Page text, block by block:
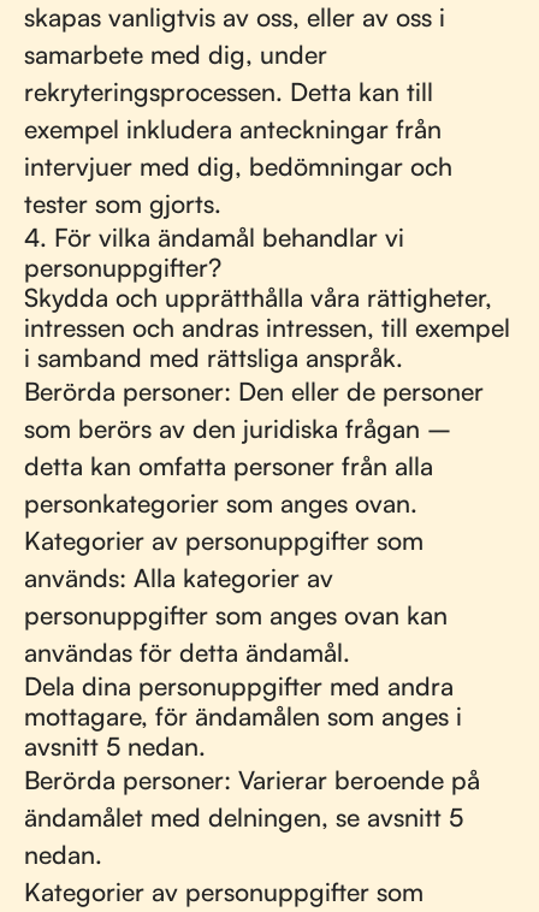
skapas vanligtvis av oss, eller av oss i
samarbete med dig, under
rekryteringsprocessen. Detta kan till
exempel inkludera anteckningar från
intervjuer med dig, bedömningar och
tester som gjorts.
4. För vilka ändamål behandlar vi
personuppgifter?
Skydda och upprätthålla våra rättigheter,
intressen och andras intressen, till exempel
i samband med rättsliga anspråk.
Berörda personer: Den eller de personer
som berörs av den juridiska frågan –
detta kan omfatta personer från alla
personkategorier som anges ovan.
Kategorier av personuppgifter som
används: Alla kategorier av
personuppgifter som anges ovan kan
användas för detta ändamål.
Dela dina personuppgifter med andra
mottagare, för ändamålen som anges i
avsnitt 5 nedan.
Berörda personer: Varierar beroende på
ändamålet med delningen, se avsnitt 5
nedan.
Kategorier av personuppgifter som